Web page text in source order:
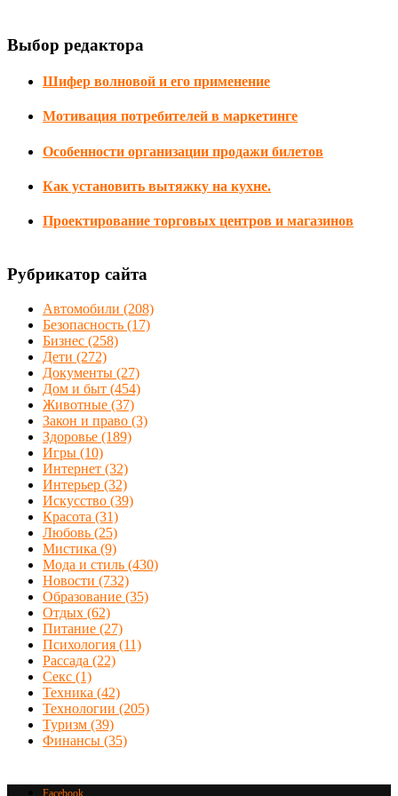
Выбор редактора
Шифер волновой и его применение
Мотивация потребителей в маркетинге
Особенности организации продажи билетов
Как установить вытяжку на кухне.
Проектирование торговых центров и магазинов
Рубрикатор сайта
Автомобили (208)
Безопасность (17)
Бизнес (258)
Дети (272)
Документы (27)
Дом и быт (454)
Животные (37)
Закон и право (3)
Здоровье (189)
Игры (10)
Интернет (32)
Интерьер (32)
Искусство (39)
Красота (31)
Любовь (25)
Мистика (9)
Мода и стиль (430)
Новости (732)
Образование (35)
Отдых (62)
Питание (27)
Психология (11)
Рассада (22)
Секс (1)
Техника (42)
Технологии (205)
Туризм (39)
Финансы (35)
Facebook